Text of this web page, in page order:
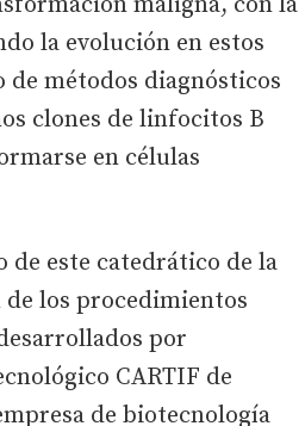
la evolución en estos
métodos diagnósticos
clones de linfocitos B
en células
de este catedrático de la
de los procedimientos
por
CARTIF de
de biotecnología